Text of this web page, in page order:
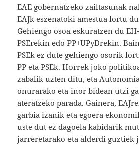
EAE gobernatzeko zailtasunak
EAJk eszenatoki amestua lortu
Gehiengo osoa eskuratzen du
PSErekin edo PP+UPyDrekin.
PSEk ez dute gehiengo osorik
PP eta PSEk. Horrek joko
zabalik uzten ditu, eta
onurarako eta inor bidean utzi
ateratzeko parada. Gainera,
garbia izanik eta egoera
uste dut ez dagoela kabidarik
jarreretarako eta alderdi guztiek